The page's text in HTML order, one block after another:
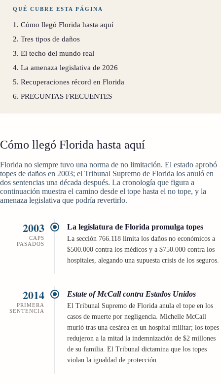
QUÉ CUBRE ESTA PÁGINA
1. Cómo llegó Florida hasta aquí
2. Tres tipos de daños
3. El techo del mundo real
4. La amenaza legislativa de 2026
5. Recuperaciones récord en Florida
6. PREGUNTAS FRECUENTES
Cómo llegó Florida hasta aquí
Florida no siempre tuvo una norma de no limitación. El estado aprobó
topes de daños en 2003; el Tribunal Supremo de Florida los anuló en
dos sentencias una década después. La cronología que figura a
continuación muestra el camino desde el tope hasta el no tope, y la
amenaza legislativa que podría revertirlo.
2003
CAPS
PASADOS
La legislatura de Florida promulga topes
La sección 766.118 limita los daños no económicos a
$500.000 contra los médicos y a $750.000 contra los
hospitales, alegando una supuesta crisis de los seguros.
2014
PRIMERA
SENTENCIA
Estate of McCall contra Estados Unidos
El Tribunal Supremo de Florida anula el tope en los
casos de muerte por negligencia. Michelle McCall
murió tras una cesárea en un hospital militar; los topes
redujeron a la mitad la indemnización de $2 millones
de su familia. El Tribunal dictamina que los topes
violan la igualdad de protección.